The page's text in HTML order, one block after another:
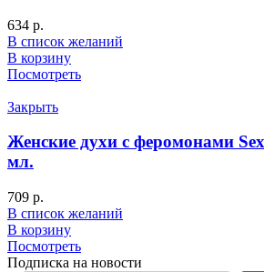
634 р.
В список желаний
В корзину
Посмотреть
Закрыть
Женские духи с феромонами
мл.
709 р.
В список желаний
В корзину
Посмотреть
Подписка на новости